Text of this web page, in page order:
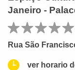
Janeiro -
Rua São
ver horario